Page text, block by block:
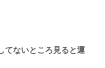
てないところ見ると運